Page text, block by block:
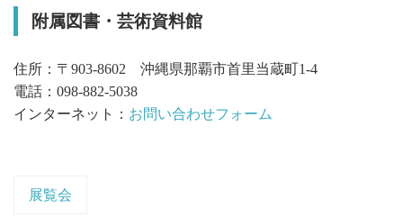
附属図書・芸術資料館
住所：〒903-8602 沖縄県那覇市首里当蔵町1-4
電話：098-882-5038
インターネット： お問い合わせフォーム
展覧会